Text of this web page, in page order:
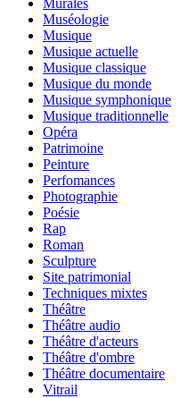
Murales
Muséologie
Musique
Musique actuelle
Musique classique
Musique du monde
Musique symphonique
Musique traditionnelle
Opéra
Patrimoine
Peinture
Perfomances
Photographie
Poésie
Rap
Roman
Sculpture
Site patrimonial
Techniques mixtes
Théâtre
Théâtre audio
Théâtre d'acteurs
Théâtre d'ombre
Théâtre documentaire
Vitrail